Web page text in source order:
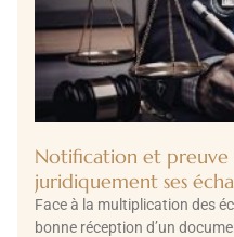
Notification et preuve
juridiquement ses
Face à la multiplication des
bonne réception d’un